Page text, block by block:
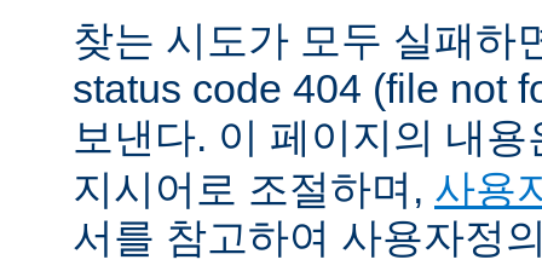
찾는 시도가 모두 실패하
status code 404 (file not
보낸다. 이 페이지의 내
지시어로 조절하며, 사용
서를 참고하여 사용자정